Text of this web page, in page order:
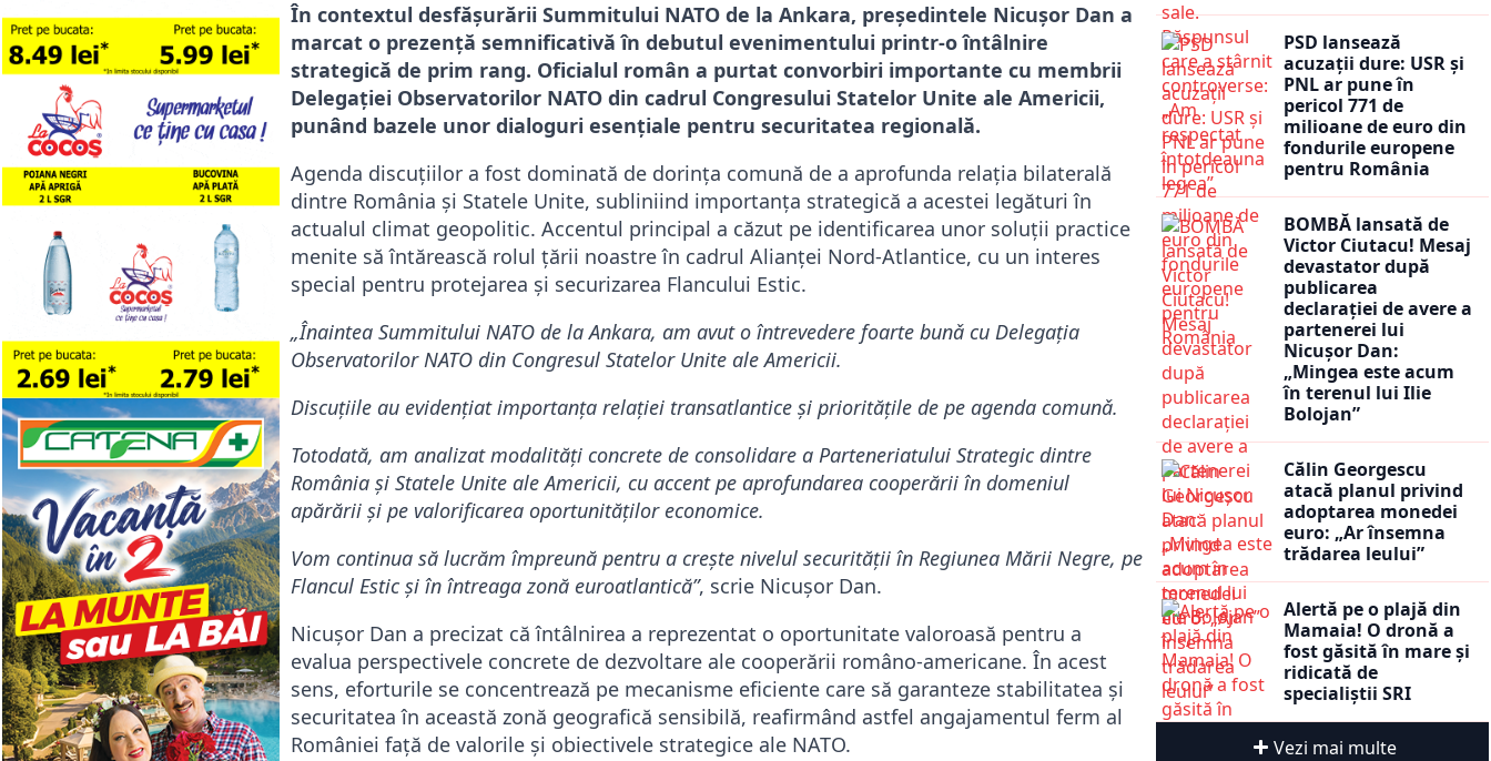
În contextul desfășurării Summitului NATO de la Ankara, președintele Nicușor Dan a
marcat o prezență semnificativă în debutul evenimentului printr-o întâlnire
strategică de prim rang. Oficialul român a purtat convorbiri importante cu membrii
Delegației Observatorilor NATO din cadrul Congresului Statelor Unite ale Americii,
punând bazele unor dialoguri esențiale pentru securitatea regională.
​Agenda discuțiilor a fost dominată de dorința comună de a aprofunda relația bilaterală
dintre România și Statele Unite, subliniind importanța strategică a acestei legături în
actualul climat geopolitic. Accentul principal a căzut pe identificarea unor soluții practice
menite să întărească rolul țării noastre în cadrul Alianței Nord-Atlantice, cu un interes
special pentru protejarea și securizarea Flancului Estic.
„Înaintea Summitului NATO de la Ankara, am avut o întrevedere foarte bunǎ cu Delegația
Observatorilor NATO din Congresul Statelor Unite ale Americii.
Discuțiile au evidențiat importanța relației transatlantice și prioritățile de pe agenda comunǎ.
Totodată, am analizat modalități concrete de consolidare a Parteneriatului Strategic dintre
România și Statele Unite ale Americii, cu accent pe aprofundarea cooperării în domeniul
apărării și pe valorificarea oportunităților economice.
Vom continua să lucrăm împreună pentru a crește nivelul securității în Regiunea Mării Negre, pe
Flancul Estic și în întreaga zonă euroatlantică”, scrie Nicușor Dan.
​Nicușor Dan a precizat că întâlnirea a reprezentat o oportunitate valoroasă pentru a
evalua perspectivele concrete de dezvoltare ale cooperării româno-americane. În acest
sens, eforturile se concentrează pe mecanisme eficiente care să garanteze stabilitatea și
securitatea în această zonă geografică sensibilă, reafirmând astfel angajamentul ferm al
României față de valorile și obiectivele strategice ale NATO.
PSD lansează
acuzații dure: USR și
PNL ar pune în
pericol 771 de
milioane de euro din
fondurile europene
pentru România
BOMBĂ lansată de
Victor Ciutacu! Mesaj
devastator după
publicarea
declarației de avere a
partenerei lui
Nicușor Dan:
„Mingea este acum
în terenul lui Ilie
Bolojan”
Călin Georgescu
atacă planul privind
adoptarea monedei
euro: „Ar însemna
trădarea leului”
Alertă pe o plajă din
Mamaia! O dronă a
fost găsită în mare și
ridicată de
specialiștii SRI
Vezi mai multe